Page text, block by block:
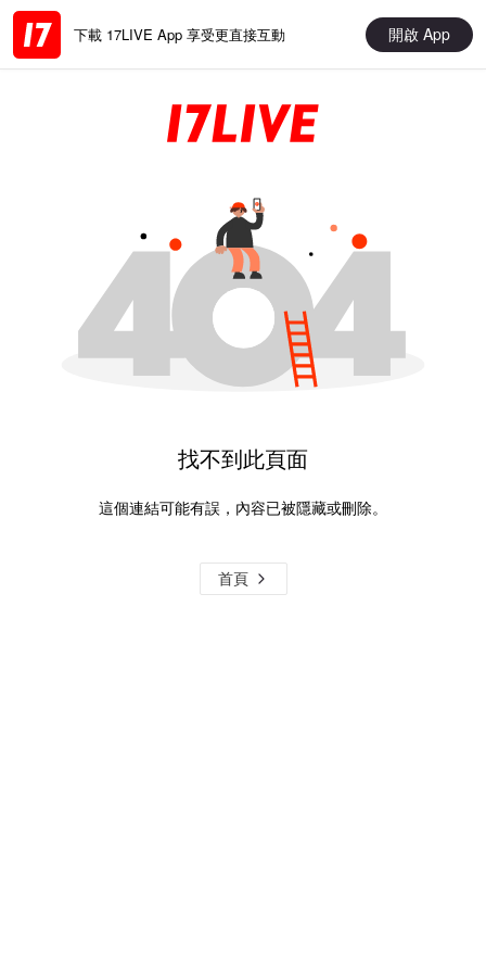
下載 17LIVE App 享受更直接互動 開啟 App
找不到此頁面
這個連結可能有誤，內容已被隱藏或刪除。
首頁